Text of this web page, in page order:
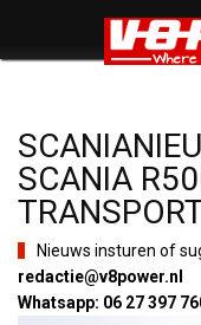
SCANIA
Nieuws insturen of
redactie@v8power.nl
Whatsapp: 06 27 397